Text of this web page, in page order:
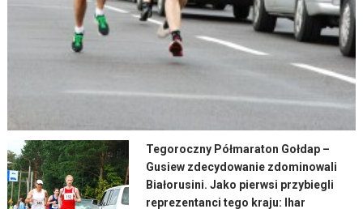
Tegoroczny Półmaraton Gołdap –
Gusiew zdecydowanie zdominowali
Białorusini. Jako pierwsi przybiegli
reprezentanci tego kraju: Ihar